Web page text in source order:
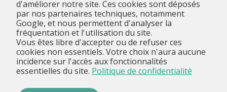
d'améliorer notre site. Ces cookies sont déposés
par nos partenaires techniques, notamment
Google, et nous permettent d'analyser la
fréquentation et l'utilisation du site.
Vous êtes libre d'accepter ou de refuser ces
cookies non essentiels. Votre choix n'aura aucune
incidence sur l'accès aux fonctionnalités
essentielles du site. Politique de confidentialité